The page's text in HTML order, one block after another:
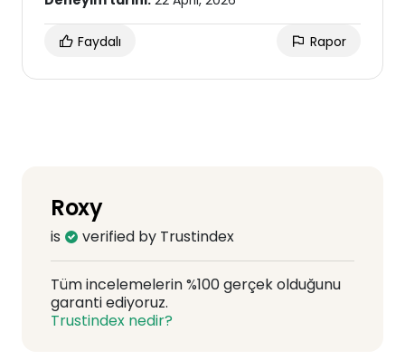
Faydalı Rapor
Roxy
is verified by Trustindex
Tüm incelemelerin %100 gerçek olduğunu
garanti ediyoruz.
Trustindex nedir?